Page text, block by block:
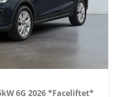
6G 2026 *Faceliftet*